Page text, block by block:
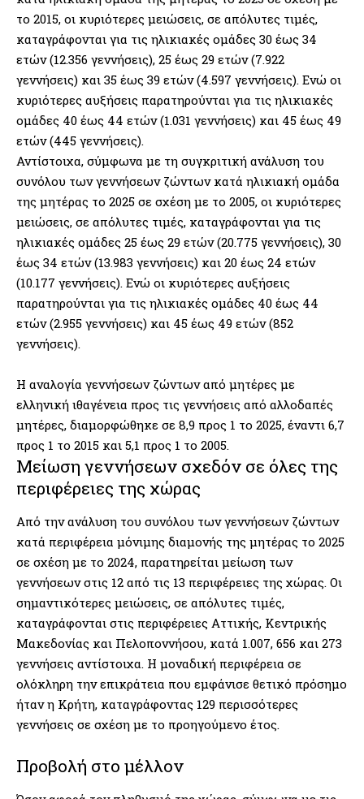
το 2015, οι κυριότερες μειώσεις, σε απόλυτες τιμές,
καταγράφονται για τις ηλικιακές ομάδες 30 έως 34
ετών (12.356 γεννήσεις), 25 έως 29 ετών (7.922
γεννήσεις) και 35 έως 39 ετών (4.597 γεννήσεις). Ενώ οι
κυριότερες αυξήσεις παρατηρούνται για τις ηλικιακές
ομάδες 40 έως 44 ετών (1.031 γεννήσεις) και 45 έως 49
ετών (445 γεννήσεις).
Αντίστοιχα, σύμφωνα με τη συγκριτική ανάλυση του
συνόλου των γεννήσεων ζώντων κατά ηλικιακή ομάδα
της μητέρας το 2025 σε σχέση με το 2005, οι κυριότερες
μειώσεις, σε απόλυτες τιμές, καταγράφονται για τις
ηλικιακές ομάδες 25 έως 29 ετών (20.775 γεννήσεις), 30
έως 34 ετών (13.983 γεννήσεις) και 20 έως 24 ετών
(10.177 γεννήσεις). Ενώ οι κυριότερες αυξήσεις
παρατηρούνται για τις ηλικιακές ομάδες 40 έως 44
ετών (2.955 γεννήσεις) και 45 έως 49 ετών (852
γεννήσεις).
Η αναλογία γεννήσεων ζώντων από μητέρες με
ελληνική ιθαγένεια προς τις γεννήσεις από αλλοδαπές
μητέρες, διαμορφώθηκε σε 8,9 προς 1 το 2025, έναντι 6,7
προς 1 το 2015 και 5,1 προς 1 το 2005.
Μείωση γεννήσεων σχεδόν σε όλες της
περιφέρειες της χώρας
Από την ανάλυση του συνόλου των γεννήσεων ζώντων
κατά περιφέρεια μόνιμης διαμονής της μητέρας το 2025
σε σχέση με το 2024, παρατηρείται μείωση των
γεννήσεων στις 12 από τις 13 περιφέρειες της χώρας. Οι
σημαντικότερες μειώσεις, σε απόλυτες τιμές,
καταγράφονται στις περιφέρειες Αττικής, Κεντρικής
Μακεδονίας και Πελοποννήσου, κατά 1.007, 656 και 273
γεννήσεις αντίστοιχα. Η μοναδική περιφέρεια σε
ολόκληρη την επικράτεια που εμφάνισε θετικό πρόσημο
ήταν η Κρήτη, καταγράφοντας 129 περισσότερες
γεννήσεις σε σχέση με το προηγούμενο έτος.
Προβολή στο μέλλον